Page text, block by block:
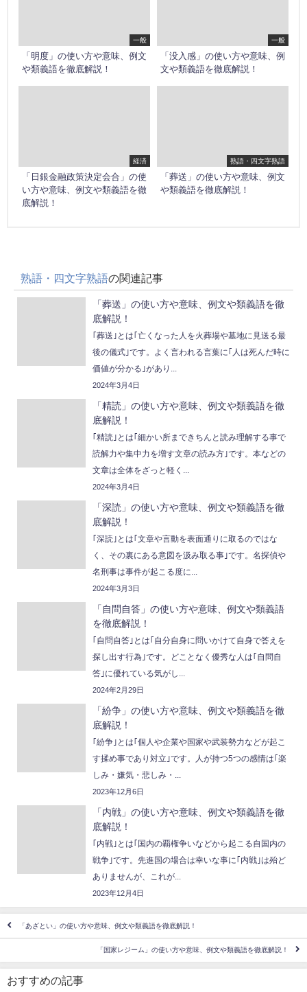
一般
「明度」の使い方や意味、例文
や類義語を徹底解説！
一般
「没入感」の使い方や意味、例
文や類義語を徹底解説！
経済
「日銀金融政策決定会合」の使
い方や意味、例文や類義語を徹
底解説！
熟語・四文字熟語
「葬送」の使い方や意味、例文
や類義語を徹底解説！
熟語・四文字熟語の関連記事
「葬送」の使い方や意味、例文や類義語を徹
底解説！
｢葬送｣とは｢亡くなった人を火葬場や墓地に見送る最
後の儀式｣です。よく言われる言葉に｢人は死んだ時に
価値が分かる｣があり...
2024年3月4日
「精読」の使い方や意味、例文や類義語を徹
底解説！
｢精読｣とは｢細かい所まできちんと読み理解する事で
読解力や集中力を増す文章の読み方｣です。本などの
文章は全体をざっと軽く...
2024年3月4日
「深読」の使い方や意味、例文や類義語を徹
底解説！
｢深読｣とは｢文章や言動を表面通りに取るのではな
く、その裏にある意図を汲み取る事｣です。名探偵や
名刑事は事件が起こる度に...
2024年3月3日
「自問自答」の使い方や意味、例文や類義語
を徹底解説！
｢自問自答｣とは｢自分自身に問いかけて自身で答えを
探し出す行為｣です。どことなく優秀な人は｢自問自
答｣に優れている気がし...
2024年2月29日
「紛争」の使い方や意味、例文や類義語を徹
底解説！
｢紛争｣とは｢個人や企業や国家や武装勢力などが起こ
す揉め事であり対立｣です。人が持つ5つの感情は｢楽
しみ・嫌気・悲しみ・...
2023年12月6日
「内戦」の使い方や意味、例文や類義語を徹
底解説！
｢内戦｣とは｢国内の覇権争いなどから起こる自国内の
戦争｣です。先進国の場合は幸いな事に｢内戦｣は殆ど
ありませんが、これが...
2023年12月4日
「あざとい」の使い方や意味、例文や類義語を徹底解説！
「国家レジーム」の使い方や意味、例文や類義語を徹底解説！
おすすめの記事